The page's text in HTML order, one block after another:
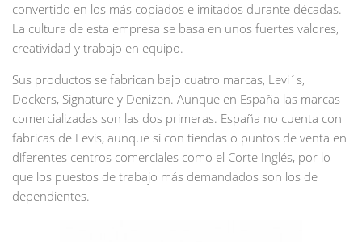
convertido en los más copiados e imitados durante décadas.
La cultura de esta empresa se basa en unos fuertes valores,
creatividad y trabajo en equipo.
Sus productos se fabrican bajo cuatro marcas, Levi´s,
Dockers, Signature y Denizen. Aunque en España las marcas
comercializadas son las dos primeras. España no cuenta con
fabricas de Levis, aunque sí con tiendas o puntos de venta en
diferentes centros comerciales como el Corte Inglés, por lo
que los puestos de trabajo más demandados son los de
dependientes.